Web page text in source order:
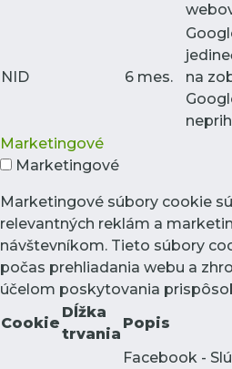
NID 6 mes.
na
Marketingové
Marketingové
Marketingové súbory cookie
relevantných reklám a
návštevníkom. Tieto súbory
počas prehliadania webu a
účelom poskytovania
Cookie
Dĺžka
trvania
Popis
Facebook -